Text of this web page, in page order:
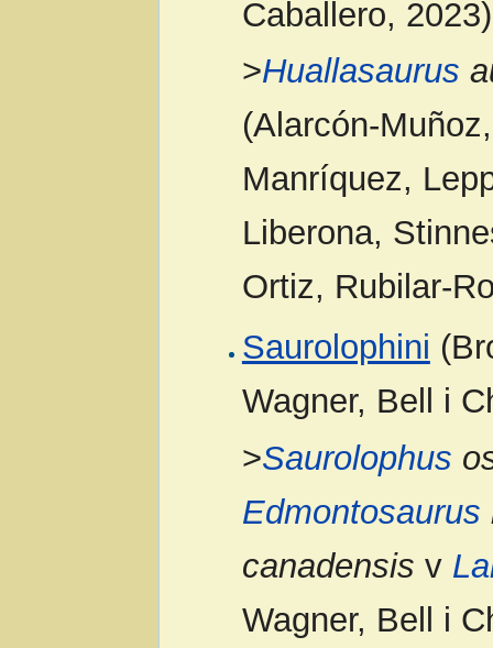
Caballero, 2023)
>Huallasaurus
(Alarcón-
Manríquez,
Liberona,
Ortiz, Rubilar-
Saurolophini
Wagner, Bell i
>Saurolophus
Edmontosaurus
canadensis v
Wagner, Bell i